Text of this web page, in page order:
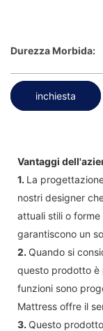
Durezza Morbida:
inchiesta
Vantaggi
1. La
nostri designer
attuali stili o
garantiscono un
2. Quando si
questo prodotto è
funzioni sono
Mattress offre il
3. Questo